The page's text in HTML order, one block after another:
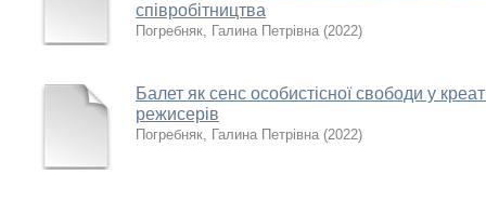
співробітництва
Погребняк, Галина Петрівна (2022)
Балет як сенс особистісної свободи у
режисерів
Погребняк, Галина Петрівна (2022)